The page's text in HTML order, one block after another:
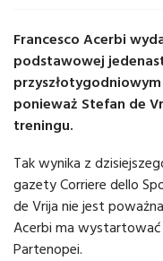
Francesco Acerbi
podstawowej
ponieważ Stefan de
treningu.
Tak wynika z
gazety Corriere dello
de Vrija nie jest
Acerbi ma
Partenopei.